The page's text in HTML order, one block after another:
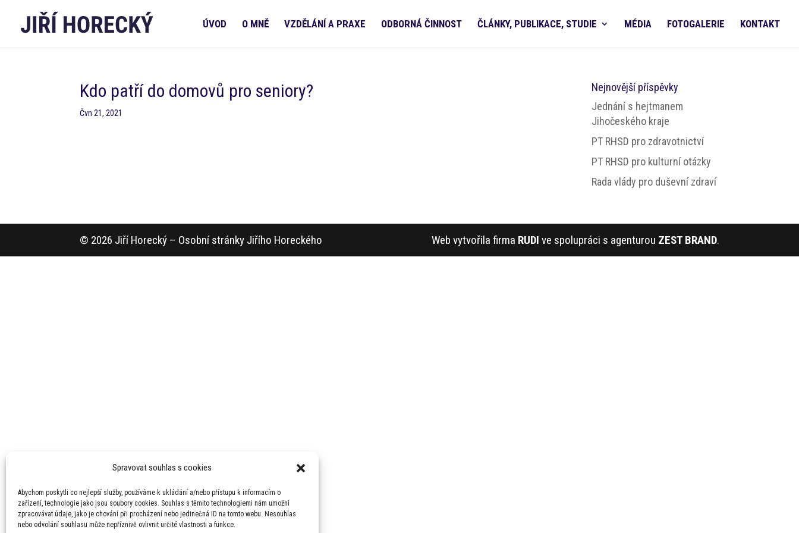
Spravovat souhlas s cookies
Abychom poskytli co nejlepší služby, používáme k ukládání a/nebo přístupu k informacím o
zařízení, technologie jako jsou soubory cookies. Souhlas s těmito technologiemi nám umožní
zpracovávat údaje, jako je chování při procházení nebo jedinečná ID na tomto webu. Nesouhlas
nebo odvolání souhlasu může nepříznivě ovlivnit určité vlastnosti a funkce.
ÚVOD O MNĚ VZDĚLÁNÍ A PRAXE ODBORNÁ ČINNOST ČLÁNKY, PUBLIKACE, STUDIE MÉDIA FOTOGALERIE KONTAKT
Kdo patří do domovů pro seniory?
Čvn 21, 2021
Nejnovější příspěvky
Jednání s hejtmanem
Jihočeského kraje
PT RHSD pro zdravotnictví
PT RHSD pro kulturní otázky
Rada vlády pro duševní zdraví
© 2026 Jiří Horecký – Osobní stránky Jiřího Horeckého Web vytvořila firma RUDI ve spolupráci s agenturou ZEST BRAND.